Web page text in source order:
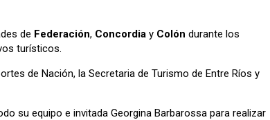
de Federación, Concordia y Colón durante los
turísticos.
de Nación, la Secretaria de Turismo de Entre Ríos y
su equipo e invitada Georgina Barbarossa para realizar